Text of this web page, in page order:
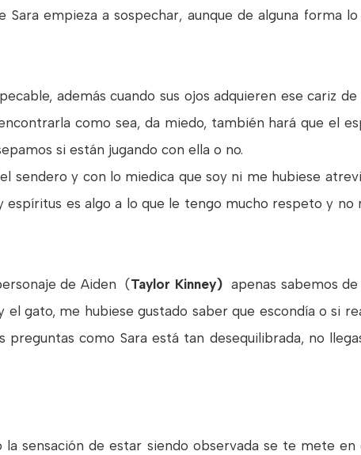
empieza a sospechar, aunque de alguna forma
además cuando sus ojos adquieren ese cariz
como sea, da miedo, también hará que el
si están jugando con ella o no.
sendero y con lo miedica que soy ni me hubiese
espíritus es algo a lo que le tengo mucho respeto y
de Aiden (Taylor Kinney) apenas sabemos
el gato, me hubiese gustado saber que escondía o si
como Sara está tan desequilibrada, no
la sensación de estar siendo observada se te mete